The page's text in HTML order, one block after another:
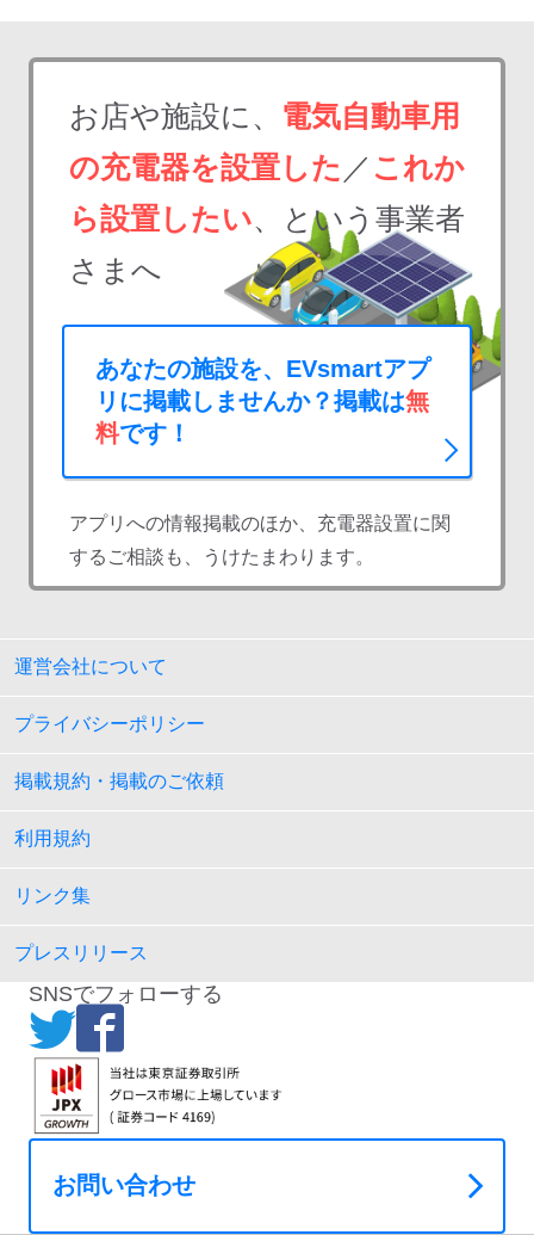
お店や施設に、 電気自動車用
の充電器を設置した ／ これか
ら設置したい、という事業者
さまへ
あなたの施設を、EVsmartアプ
リに掲載しませんか？掲載は無
料です！
アプリへの情報掲載のほか、充電器設置に関
するご相談も、うけたまわります。
運営会社について
プライバシーポリシー
掲載規約・掲載のご依頼
利用規約
リンク集
プレスリリース
SNSでフォローする
お問い合わせ